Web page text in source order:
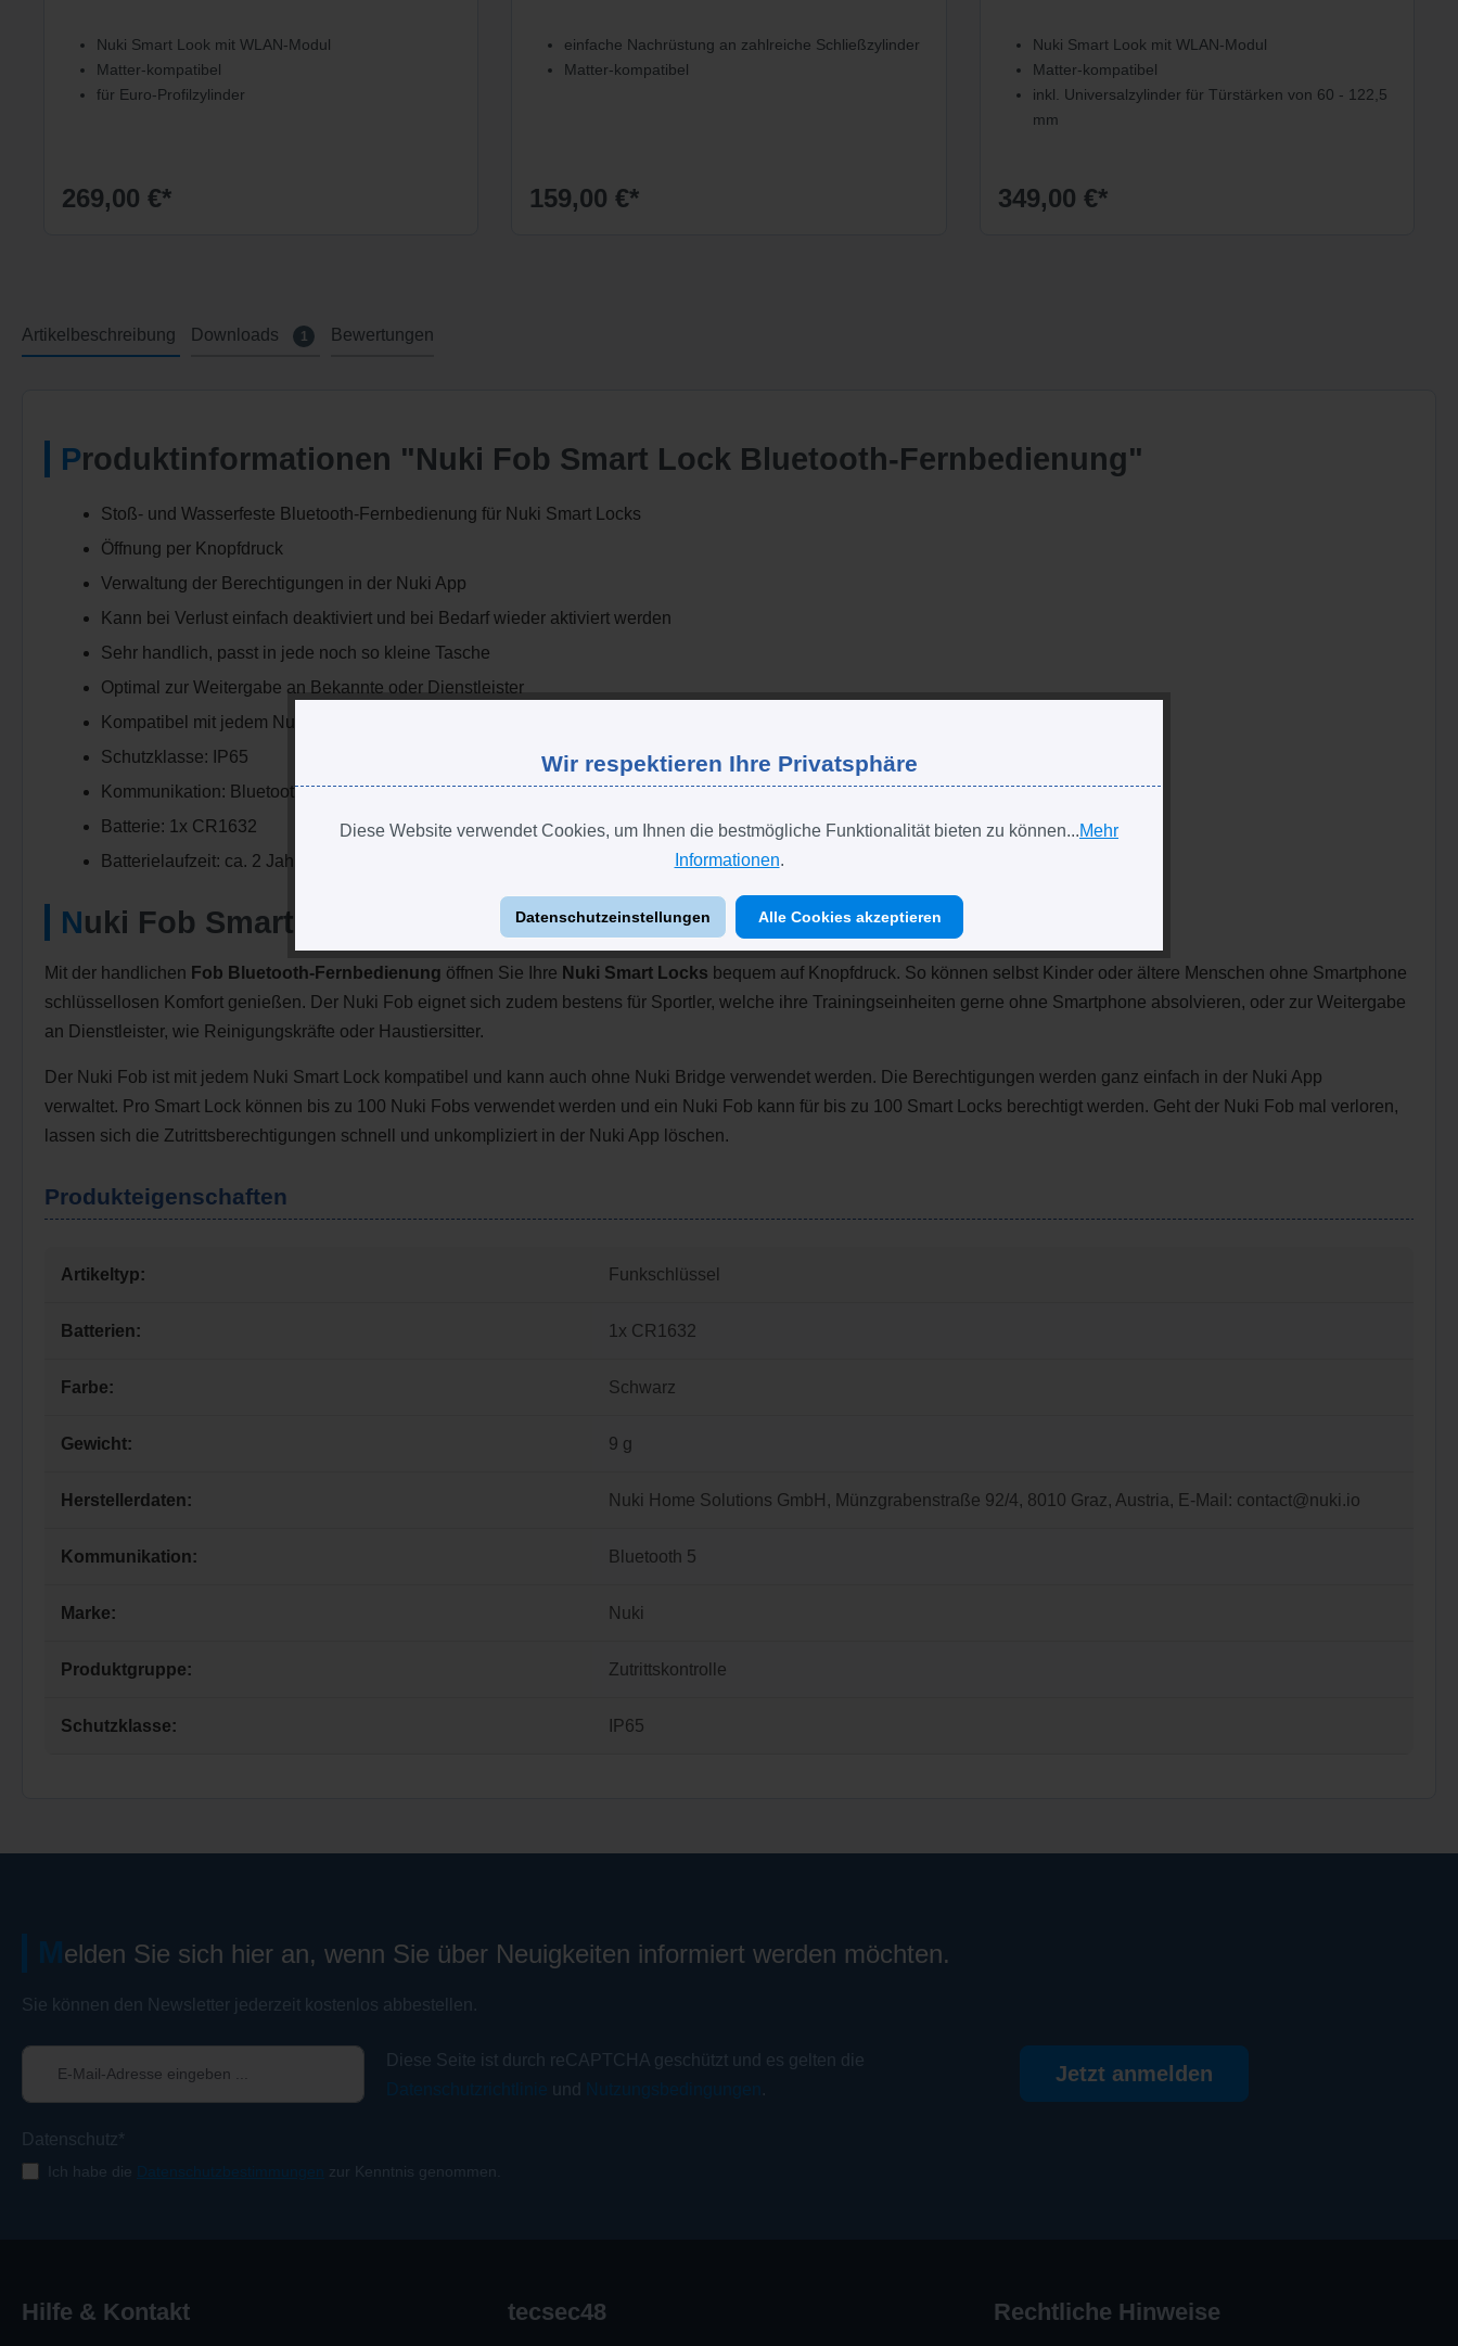
Nuki Smart Look mit WLAN-Modul
Matter-kompatibel
für Euro-Profilzylinder
269,00 €*
einfache Nachrüstung an zahlreiche Schließzylinder
Matter-kompatibel
159,00 €*
Nuki Smart Look mit WLAN-Modul
Matter-kompatibel
inkl. Universalzylinder für Türstärken von 60 - 122,5
mm
349,00 €*
Artikelbeschreibung Downloads 1 Bewertungen
Produktinformationen "Nuki Fob Smart Lock Bluetooth-Fernbedienung"
Stoß- und Wasserfeste Bluetooth-Fernbedienung für Nuki Smart Locks
Öffnung per Knopfdruck
Verwaltung der Berechtigungen in der Nuki App
Kann bei Verlust einfach deaktiviert und bei Bedarf wieder aktiviert werden
Sehr handlich, passt in jede noch so kleine Tasche
Optimal zur Weitergabe an Bekannte oder Dienstleister
Kompatibel mit jedem Nuki Smart Lock und ohne Bridge nutzbar
Schutzklasse: IP65
Kommunikation: Bluetooth 5
Batterie: 1x CR1632
Batterielaufzeit: ca. 2 Jahre
Nuki Fob Smart Lock Fernbedienung
Mit der handlichen Fob Bluetooth-Fernbedienung öffnen Sie Ihre Nuki Smart Locks bequem auf Knopfdruck. So können selbst Kinder oder ältere Menschen ohne Smartphone
schlüssellosen Komfort genießen. Der Nuki Fob eignet sich zudem bestens für Sportler, welche ihre Trainingseinheiten gerne ohne Smartphone absolvieren, oder zur Weitergabe
an Dienstleister, wie Reinigungskräfte oder Haustiersitter.
Der Nuki Fob ist mit jedem Nuki Smart Lock kompatibel und kann auch ohne Nuki Bridge verwendet werden. Die Berechtigungen werden ganz einfach in der Nuki App
verwaltet. Pro Smart Lock können bis zu 100 Nuki Fobs verwendet werden und ein Nuki Fob kann für bis zu 100 Smart Locks berechtigt werden. Geht der Nuki Fob mal verloren,
lassen sich die Zutrittsberechtigungen schnell und unkompliziert in der Nuki App löschen.
Produkteigenschaften
Artikeltyp: Funkschlüssel
Batterien: 1x CR1632
Farbe: Schwarz
Gewicht: 9 g
Herstellerdaten: Nuki Home Solutions GmbH, Münzgrabenstraße 92/4, 8010 Graz, Austria, E-Mail: contact@nuki.io
Kommunikation: Bluetooth 5
Marke: Nuki
Produktgruppe: Zutrittskontrolle
Schutzklasse: IP65
Melden Sie sich hier an, wenn Sie über Neuigkeiten informiert werden möchten.
Sie können den Newsletter jederzeit kostenlos abbestellen.
Jetzt anmelden
Diese Seite ist durch reCAPTCHA geschützt und es gelten die
Datenschutzrichtlinie und Nutzungsbedingungen .
Datenschutz*
Ich habe die Datenschutzbestimmungen zur Kenntnis genommen.
Hilfe & Kontakt tecsec48 Rechtliche Hinweise
Wir respektieren Ihre Privatsphäre
Diese Website verwendet Cookies, um Ihnen die bestmögliche Funktionalität bieten zu können...Mehr
Informationen.
Datenschutzeinstellungen Alle Cookies akzeptieren